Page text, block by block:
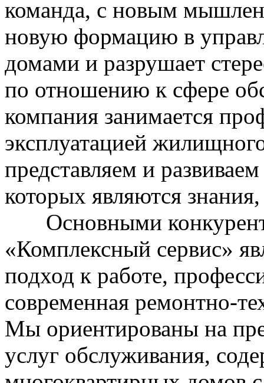
команда, с новым
новую формацию в
домами и разрушает
по отношению к сфере
компания занимается
эксплуатацией
представляем и
которых являются
Основными
«Комплексный сервис»
подход к работе,
современная ремонтно-
Мы ориентированы на
услуг обслуживания,